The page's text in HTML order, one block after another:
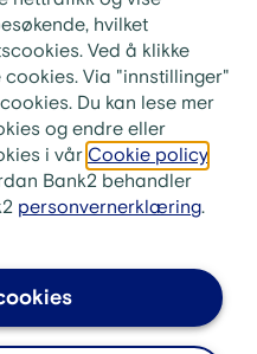
hvilket
Ved å klikke
Via "innstillinger"
Du kan lese mer
og endre eller
i vår Cookie policy
Bank2 behandler
personvernerklæring.
innbetaling, skriv «Til
i stedet for
sider
over økonomien
med på lånene dine,
BankID – fra mobil,